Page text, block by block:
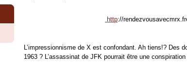
http://
L’impressionnisme de X est confondant. Ah tiens!? Des
1963 ? L’assassinat de JFK pourrait être une conspiration